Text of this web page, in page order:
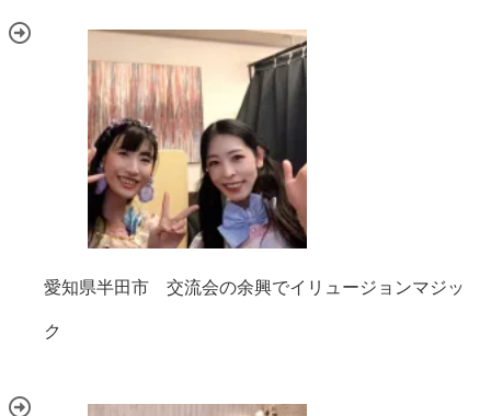
愛知県半田市 交流会の余興でイリュージョンマジッ
ク